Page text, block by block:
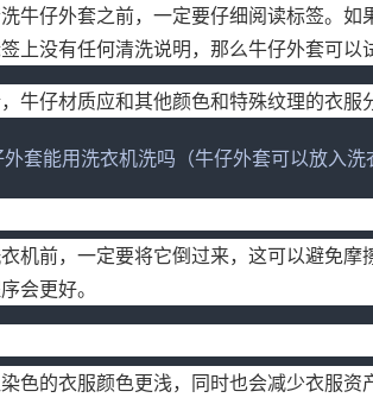
牛仔外套之前，一定要仔细阅读标签。
上没有任何清洗说明，那么牛仔外套可以
牛仔材质应和其他颜色和特殊纹理的衣服
机前，一定要将它倒过来，这可以避免
会更好。
色的衣服颜色更浅，同时也会减少衣服资